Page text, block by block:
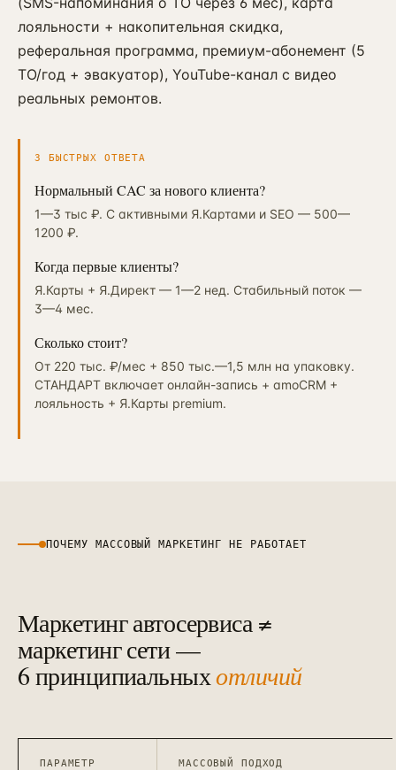
лояльности + накопительная скидка,
реферальная программа, премиум-абонемент (5
ТО/год + эвакуатор), YouTube-канал с видео
реальных ремонтов.
3 БЫСТРЫХ ОТВЕТА
Нормальный CAC за нового клиента?
1—3 тыс ₽. С активными Я.Картами и SEO — 500—
1200 ₽.
Когда первые клиенты?
Я.Карты + Я.Директ — 1—2 нед. Стабильный поток —
3—4 мес.
Сколько стоит?
От 220 тыс. ₽/мес + 850 тыс.—1,5 млн на упаковку.
СТАНДАРТ включает онлайн-запись + amoCRM +
лояльность + Я.Карты premium.
ПОЧЕМУ МАССОВЫЙ МАРКЕТИНГ НЕ РАБОТАЕТ
Маркетинг автосервиса ≠
маркетинг сети —
6 принципиальныхотличий
ПАРАМЕТР МАССОВЫЙ ПОДХОД